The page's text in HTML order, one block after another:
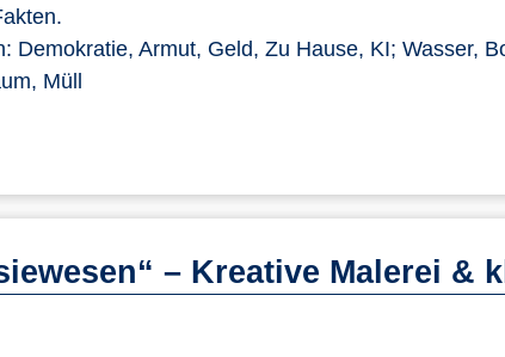
Demokratie, Armut, Geld, Zu Hause, KI; Wasser,
Müll
– Kreative Malerei &